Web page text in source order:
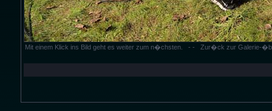
Mit einem Klick ins Bild geht es weiter zum n�chsten. - - Zur�ck zur Galerie-